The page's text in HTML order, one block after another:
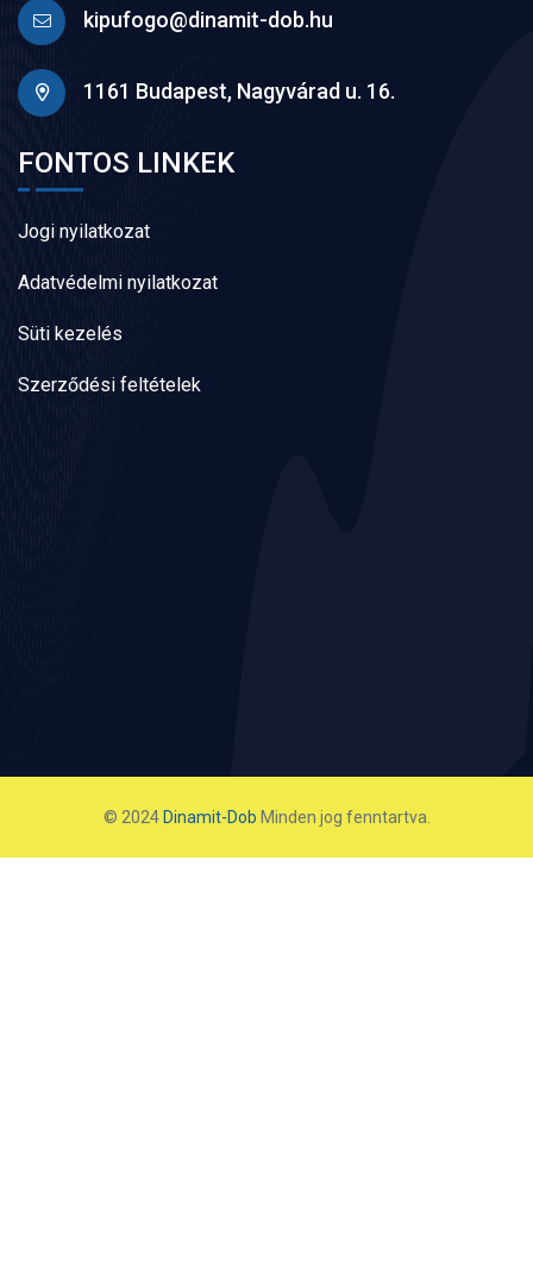
kipufogo@dinamit-dob.hu
1161 Budapest, Nagyvárad u. 16.
FONTOS LINKEK
Jogi nyilatkozat
Adatvédelmi nyilatkozat
Süti kezelés
Szerződési feltételek
© 2024 Dinamit-Dob Minden jog fenntartva.